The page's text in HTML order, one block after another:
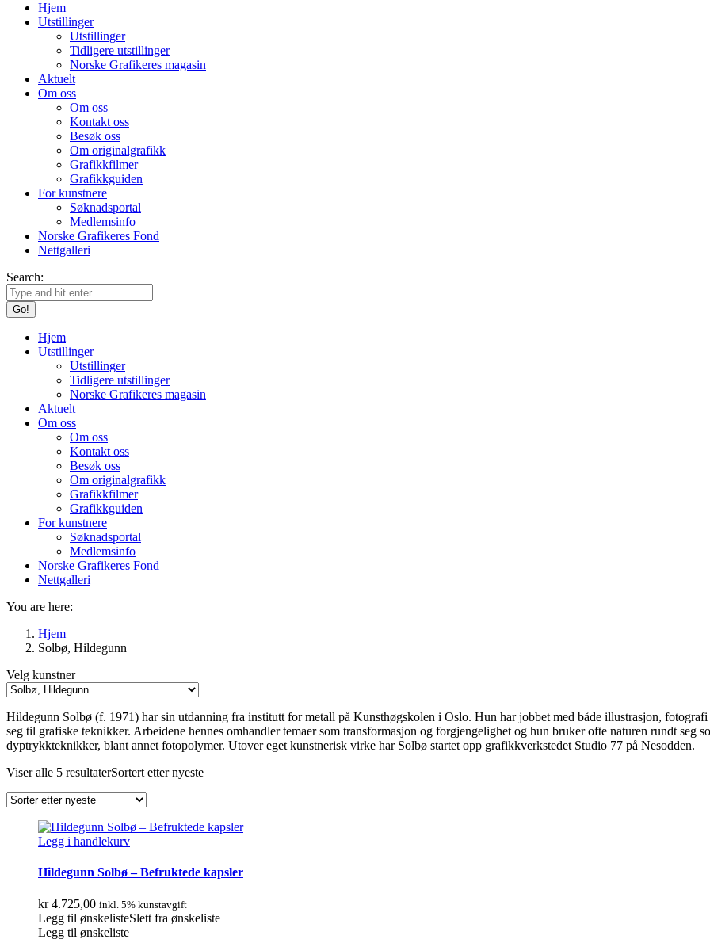
Hjem
Utstillinger
Utstillinger
Tidligere utstillinger
Norske Grafikeres magasin
Aktuelt
Om oss
Om oss
Kontakt oss
Besøk oss
Om originalgrafikk
Grafikkfilmer
Grafikkguiden
For kunstnere
Søknadsportal
Medlemsinfo
Norske Grafikeres Fond
Nettgalleri
Search:
Hjem
Utstillinger
Utstillinger
Tidligere utstillinger
Norske Grafikeres magasin
Aktuelt
Om oss
Om oss
Kontakt oss
Besøk oss
Om originalgrafikk
Grafikkfilmer
Grafikkguiden
For kunstnere
Søknadsportal
Medlemsinfo
Norske Grafikeres Fond
Nettgalleri
You are here:
Hjem
Solbø, Hildegunn
Velg kunstner
Hildegunn Solbø (f. 1971) har sin utdanning fra institutt for metall på Kunsthøgskolen i Oslo. Hun har jobbet med både illustrasjon,
seg til grafiske teknikker. Arbeidene hennes omhandler temaer som transformasjon og forgjengelighet og hun bruker ofte naturen rundt seg
dyptrykkteknikker, blant annet fotopolymer. Utover eget kunstnerisk virke har Solbø startet opp grafikkverkstedet Studio 77 på Nesodden.
Viser alle 5 resultaterSortert etter nyeste
Legg i handlekurv
Hildegunn Solbø – Befruktede kapsler
kr4.725,00 inkl. 5% kunstavgift
Legg til ønskelisteSlett fra ønskeliste
Legg til ønskeliste